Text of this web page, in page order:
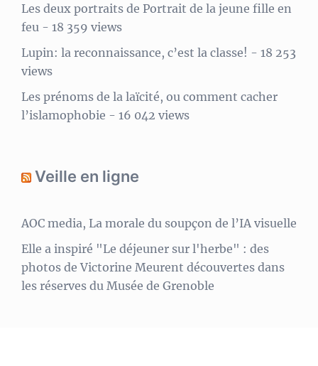
Les deux portraits de Portrait de la jeune fille en
feu - 18 359 views
Lupin: la reconnaissance, c’est la classe! - 18 253
views
Les prénoms de la laïcité, ou comment cacher
l’islamophobie - 16 042 views
Veille en ligne
AOC media, La morale du soupçon de l’IA visuelle
Elle a inspiré "Le déjeuner sur l'herbe" : des
photos de Victorine Meurent découvertes dans
les réserves du Musée de Grenoble